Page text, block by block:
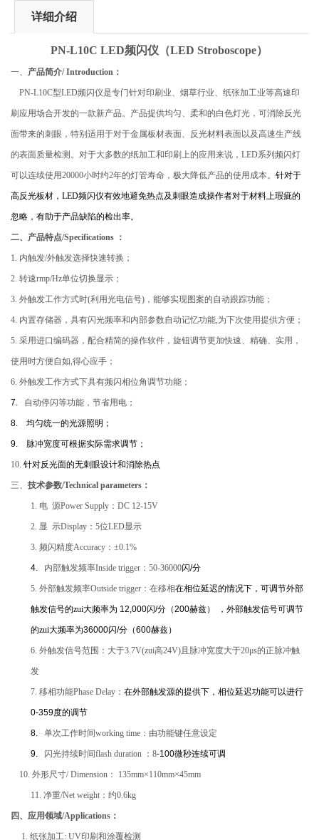
详细介绍
PN-L10C LED频闪仪 （LEDStroboscope）
一、 产品简介/ Introduction：
PN-L10C型LED频闪仪是专门针对印刷业、烟草行业、纸张加工业等高速印
刷应用场合开发的一款新产品。产品提供均匀、柔和的白色灯光，可消除反光
面带来的刺眼，特别适用于对于金属板材表面、反光材料表面以及高速生产线
的表面质量检测。对于大多数的纸加工和印刷上的应用来说，LED系列频闪灯
可以连续使用20000小时约2年的灯管寿命，极大降低产品的使用成本。针对于
高反光板材，LED频闪仪有效地避免热点及刺眼造成操作者对于材料上瑕疵的
忽略，有助于产品缺陷的检出率。
二、产品特点/Specifications ：
1. 内触发/外触发选择快速转换；
2.转速rmp/Hz单位切换显示；
3.外触发工作方式时(利用光电信号)，能够实现图案的自动跟踪功能；
4. 内置存储器，具有闪光频率和内部参数自动记忆功能,为下次使用提供方便；
5.采用进口编码器，配合精简的操作软件，旋钮调节更加快速、精确、实用，
使用时方便自如,得心应手；
6.外触发工作方式下具有频闪相位角调节功能；
7. 自动停闪等功能，节省用电；
8.均匀统一的光源照明；
9. 脉冲宽度可根据实际需求调节；
10.针对反光面的无刺眼设计和消除热点
三、技术参数/Technical parameters：
1. 电 源Power Supply：DC 12-15V
2. 显 示Display：5位LED显示
3.频闪精度Accuracy：±0.1%
4. 内部触发频率Inside trigger：50-36000闪/分
5.外部触发频率Outside trigger：在移相在相位延迟的情况下，可调节外部
触发信号的zui大频率为 12,000闪/分（200赫兹） ，外部触发信号可调节
的zui大频率为36000闪/分（600赫兹）
6.外触发信号范围：大于3.7V(zui高24V)且脉冲宽度大于20μs的正脉冲触
发
7.移相功能Phase Delay：在外部触发源的提供下，相位延迟功能可以进行
0-359度的调节
8.单次工作时间working time：由功能键任意设定
9. 闪光持续时间flash duration ：8-100微秒连续可调
10.外形尺寸/ Dimension： 135mm×110mm×45mm
11.净重/Net weight：约0.6kg
四、应用领域/Applications：
1.纸张加工: UV印刷和涂覆检测